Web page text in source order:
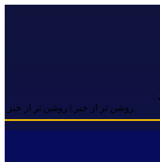
:
روشن تر از خبر | روشن تر از خبر |